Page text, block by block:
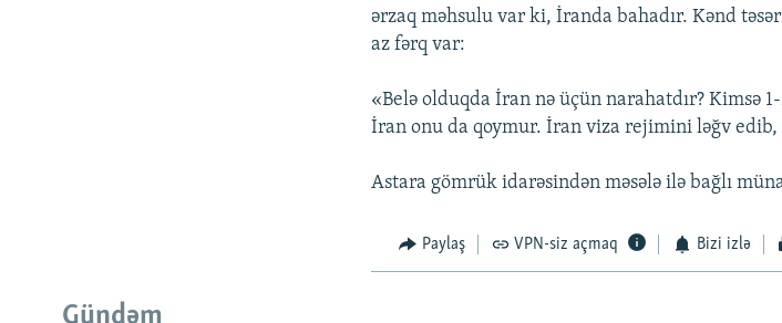
ərzaq məhsulu var ki, İranda bahadır. Kənd
az fərq var:
«Belə olduqda İran nə üçün narahatdır? Kimsə
İran onu da qoymur. İran viza rejimini ləğv
Astara gömrük idarəsindən məsələ ilə bağlı
Paylaş VPN-siz açmaq Bizi izlə